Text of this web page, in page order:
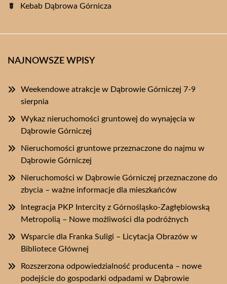
Kebab Dąbrowa Górnicza
NAJNOWSZE WPISY
Weekendowe atrakcje w Dąbrowie Górniczej 7-9
sierpnia
Wykaz nieruchomości gruntowej do wynajęcia w
Dąbrowie Górniczej
Nieruchomości gruntowe przeznaczone do najmu w
Dąbrowie Górniczej
Nieruchomości w Dąbrowie Górniczej przeznaczone do
zbycia – ważne informacje dla mieszkańców
Integracja PKP Intercity z Górnośląsko-Zagłębiowską
Metropolią – Nowe możliwości dla podróżnych
Wsparcie dla Franka Suligi – Licytacja Obrazów w
Bibliotece Głównej
Rozszerzona odpowiedzialność producenta – nowe
podejście do gospodarki odpadami w Dąbrowie